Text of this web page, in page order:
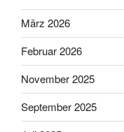
März 2026
Februar 2026
November 2025
September 2025